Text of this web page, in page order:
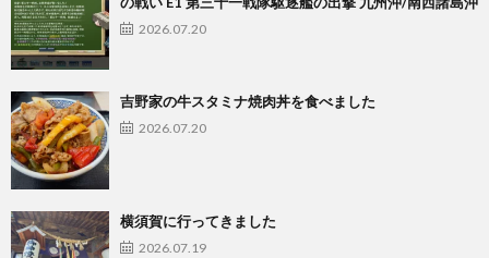
2026.07.20
吉野家の牛スタミナ焼肉丼を食べました
2026.07.20
横須賀に行ってきました
2026.07.19